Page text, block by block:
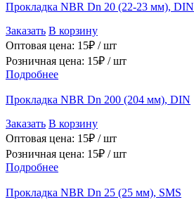
Прокладка NBR Dn 20 (22-23 мм), DIN
Заказать В корзину
Оптовая цена: 15₽ /шт
Розничная цена: 15₽ /шт
Подробнее
Прокладка NBR Dn 200 (204 мм), DIN
Заказать В корзину
Оптовая цена: 15₽ /шт
Розничная цена: 15₽ /шт
Подробнее
Прокладка NBR Dn 25 (25 мм), SMS